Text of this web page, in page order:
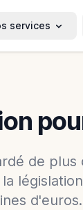
services
de